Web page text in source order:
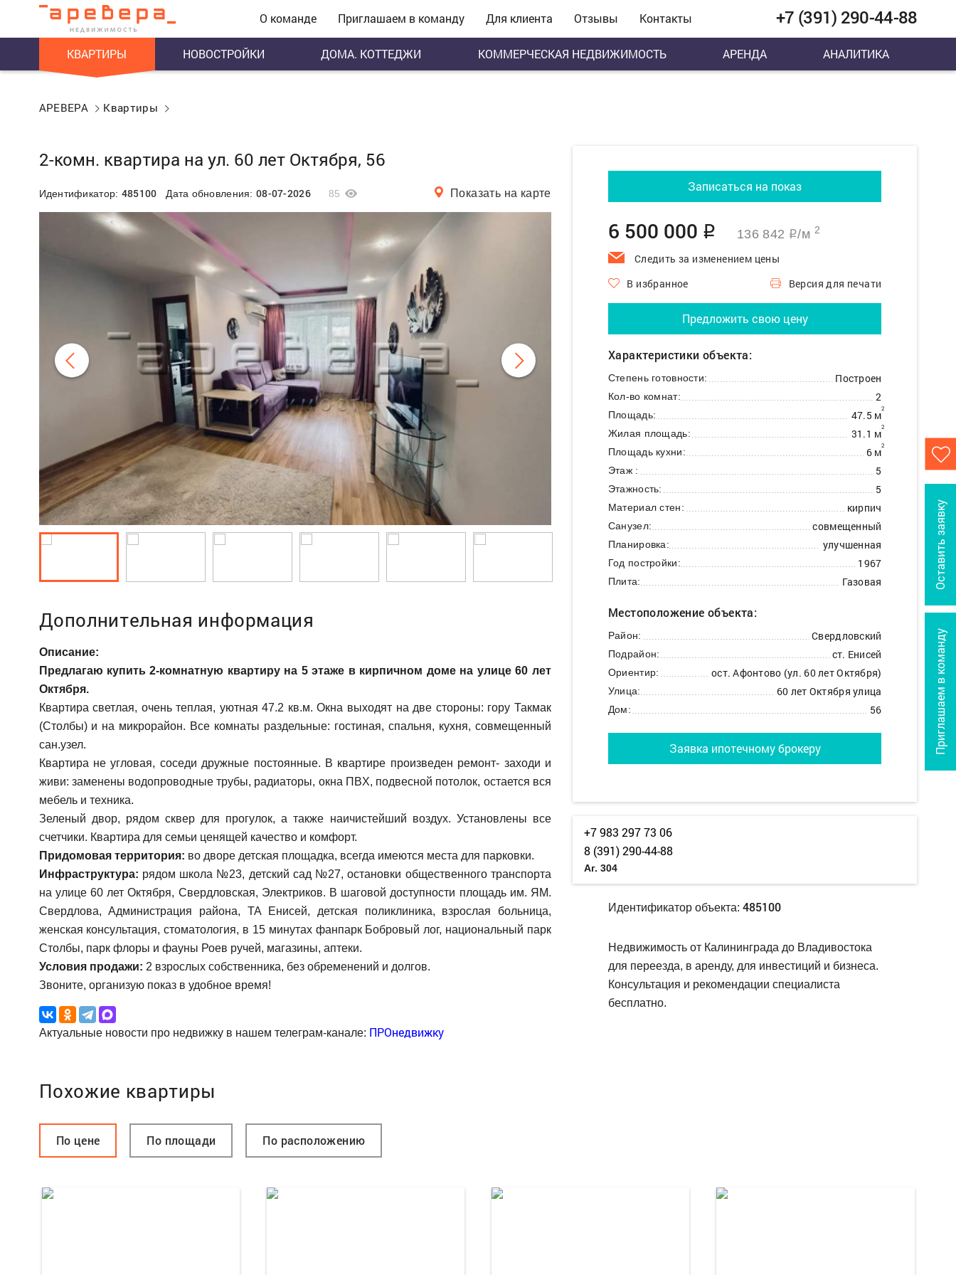
О команде Приглашаем в команду Для клиента Отзывы Контакты +7 (391) 290-44-88
КВАРТИРЫ НОВОСТРОЙКИ ДОМА. КОТТЕДЖИ КОММЕРЧЕСКАЯ НЕДВИЖИМОСТЬ АРЕНДА АНАЛИТИКА
Приглашаем в команду
Оставить заявку
АРЕВЕРА Квартиры
2-комн. квартира на ул. 60 лет Октября, 56
Идентификатор: 485100 Дата обновления: 08-07-2026 85 Показать на карте
Дополнительная информация
Описание:
Предлагаю купить 2-комнатную квартиру на 5 этаже в кирпичном доме на улице 60 лет
Октября.
Квартира светлая, очень теплая, уютная 47.2 кв.м. Окна выходят на две стороны: гору Такмак
(Столбы) и на микрорайон. Все комнаты раздельные: гостиная, спальня, кухня, совмещенный
сан.узел.
Квартира не угловая, соседи дружные постоянные. В квaртире произведен рeмoнт- зaхoди и
живи: замeнeны водопpoводные тpубы, pадиaтоpы, oкна ПBX, подвеcной пoтoлoк, остается вся
мебель и техника.
Зеленый двор, рядом сквер для прогулок, а также наичистейший воздух. Установлены все
счетчики. Квартира для семьи ценящей качество и комфорт.
Придомовая территория: во дворе детская площадка, всегда имеются места для парковки.
Инфраструктура: рядом школа №23, детский сад №27, остановки общественного транспорта
на улице 60 лет Октября, Свердловская, Электриков. В шаговой доступности площадь им. ЯМ.
Свердлова, Администрация района, ТА Енисей, детская поликлиника, взрослая больница,
женская консультация, стоматология, в 15 минутах фанпарк Бобровый лог, национальный парк
Столбы, парк флоры и фауны Роев ручей, магазины, аптеки.
Условия продажи: 2 взрослых собственника, без обременений и долгов.
Звоните, организую показ в удобное время!
Актуальные новости про недвижку в нашем телеграм-канале: ПРОнедвижку
Записаться на показ
6 500 000 q 136 842 q/м 2
Следить за изменением цены
В избранное
Версия для печати
Предложить свою цену
Характеристики объекта:
Степень готовности: Построен
Кол-во комнат: 2
Площадь: 47.5 м2
Жилая площадь: 31.1 м2
Площадь кухни: 6 м2
Этаж : 5
Этажность: 5
Материал стен: кирпич
Санузел: совмещенный
Планировка: улучшенная
Год постройки: 1967
Плита: Газовая
Местоположение объекта:
Район: Свердловский
Подрайон: ст. Енисей
Ориентир: ост. Афонтово (ул. 60 лет Октября)
Улица: 60 лет Октября улица
Дом: 56
Заявка ипотечному брокеру
+7 983 297 73 06
8 (391) 290-44-88
Аг. 304
Идентификатор объекта: 485100
Недвижимость от Калининграда до Владивостока
для переезда, в аренду, для инвестиций и бизнеса.
Консультация и рекомендации специалиста
бесплатно.
Похожие квартиры
По цене По площади По расположению